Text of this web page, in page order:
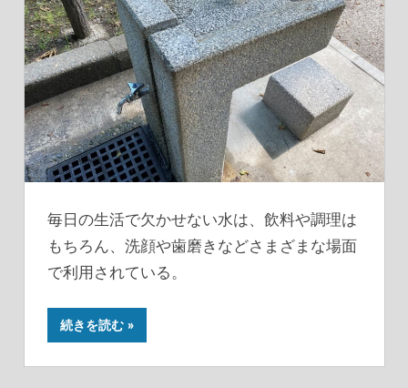
毎日の生活で欠かせない水は、飲料や調理は
もちろん、洗顔や歯磨きなどさまざまな場面
で利用されている。
続きを読む